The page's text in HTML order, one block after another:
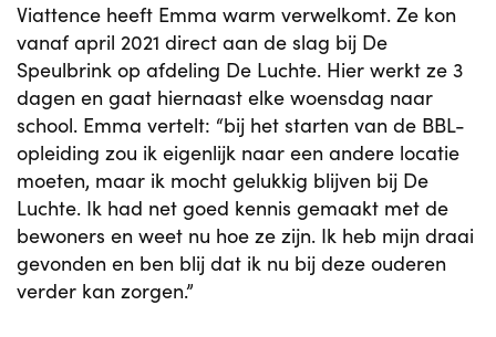
Viattence heeft Emma warm verwelkomt. Ze kon
vanaf april 2021 direct aan de slag bij De
Speulbrink op afdeling De Luchte. Hier werkt ze 3
dagen en gaat hiernaast elke woensdag naar
school. Emma vertelt: “bij het starten van de BBL-
opleiding zou ik eigenlijk naar een andere locatie
moeten, maar ik mocht gelukkig blijven bij De
Luchte. Ik had net goed kennis gemaakt met de
bewoners en weet nu hoe ze zijn. Ik heb mijn draai
gevonden en ben blij dat ik nu bij deze ouderen
verder kan zorgen.”